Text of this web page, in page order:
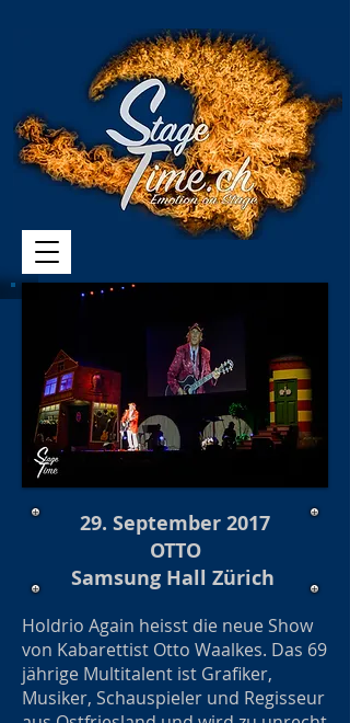
29. September 2017
OTTO
Samsung Hall Zürich
Holdrio Again heisst die neue Show
von Kabarettist Otto Waalkes. Das 69
jährige Multitalent ist Grafiker,
Musiker, Schauspieler und Regisseur